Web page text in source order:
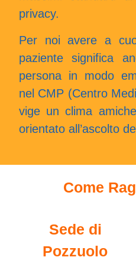
privacy.
Per noi avere a
paziente significa
persona in modo
nel CMP (Centro
vige un clima
orientato all’ascolto
Come
Sede di
Pozzuolo